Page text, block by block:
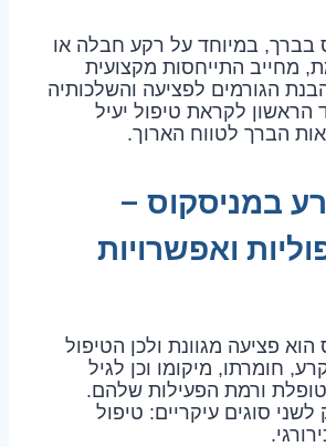
בברך, במיוחד על רקע חבלה או
מחייב התייחסות מקצועית
הגורמים לפציעה והשלכותיה
הראשון לקראת טיפול יעיל
הברך לטווח הארוך.
במניסקוס –
ואפשרויות
פציעה מגוונת ולכן הטיפול
חומרתו, מיקומו וכן לגיל
ורמת הפעילות שלהם.
סוגים עיקריים: טיפול